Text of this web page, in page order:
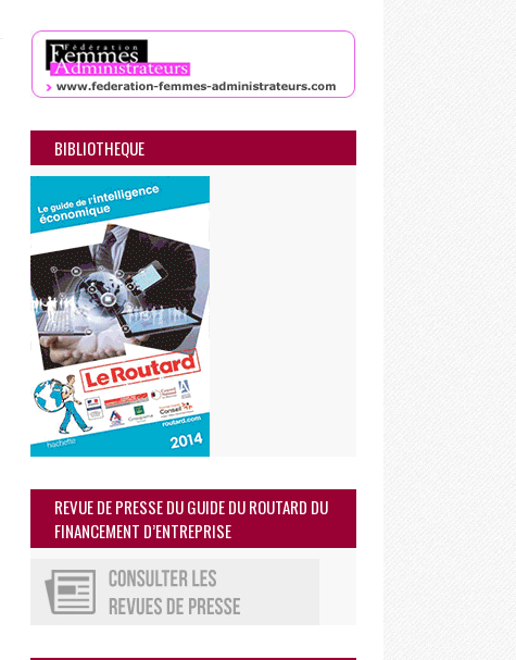
BIBLIOTHEQUE
REVUE DE PRESSE DU GUIDE DU ROUTARD DU
FINANCEMENT D’ENTREPRISE